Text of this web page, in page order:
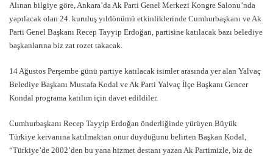
Alınan bilgiye göre, Ankara’da Ak Parti Genel Merkezi Kongre Salonu’nda
yapılacak olan 24. kuruluş yıldönümü etkinliklerinde Cumhurbaşkanı ve Ak
Parti Genel Başkanı Recep Tayyip Erdoğan, partisine katılacak bazı belediye
başkanlarına biz zat rozet takacak.
14 Ağustos Perşembe günü partiye katılacak isimler arasında yer alan Yalvaç
Belediye Başkanı Mustafa Kodal ve Ak Parti Yalvaç İlçe Başkanı Gencer
Kondal programa katılım için davet edildiler.
Cumhurbaşkanı Recep Tayyip Erdoğan önderliğinde yürüyen Büyük
Türkiye kervanına katılmaktan onur duyduğunu belirten Başkan Kodal,
“Türkiye’de 2002’den bu yana hizmet destanı yazan Ak Partimizle, biz de